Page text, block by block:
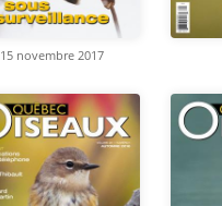
15 novembre 2017